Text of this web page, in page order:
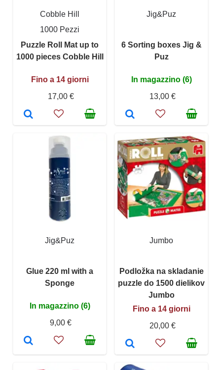
Cobble Hill
1000 Pezzi
Puzzle Roll Mat up to
1000 pieces Cobble Hill
Fino a 14 giorni
17,00 €
Jig&Puz
6 Sorting boxes Jig &
Puz
In magazzino (6)
13,00 €
Jig&Puz
Glue 220 ml with a
Sponge
In magazzino (6)
9,00 €
Jumbo
Podložka na skladanie
puzzle do 1500 dielikov
Jumbo
Fino a 14 giorni
20,00 €